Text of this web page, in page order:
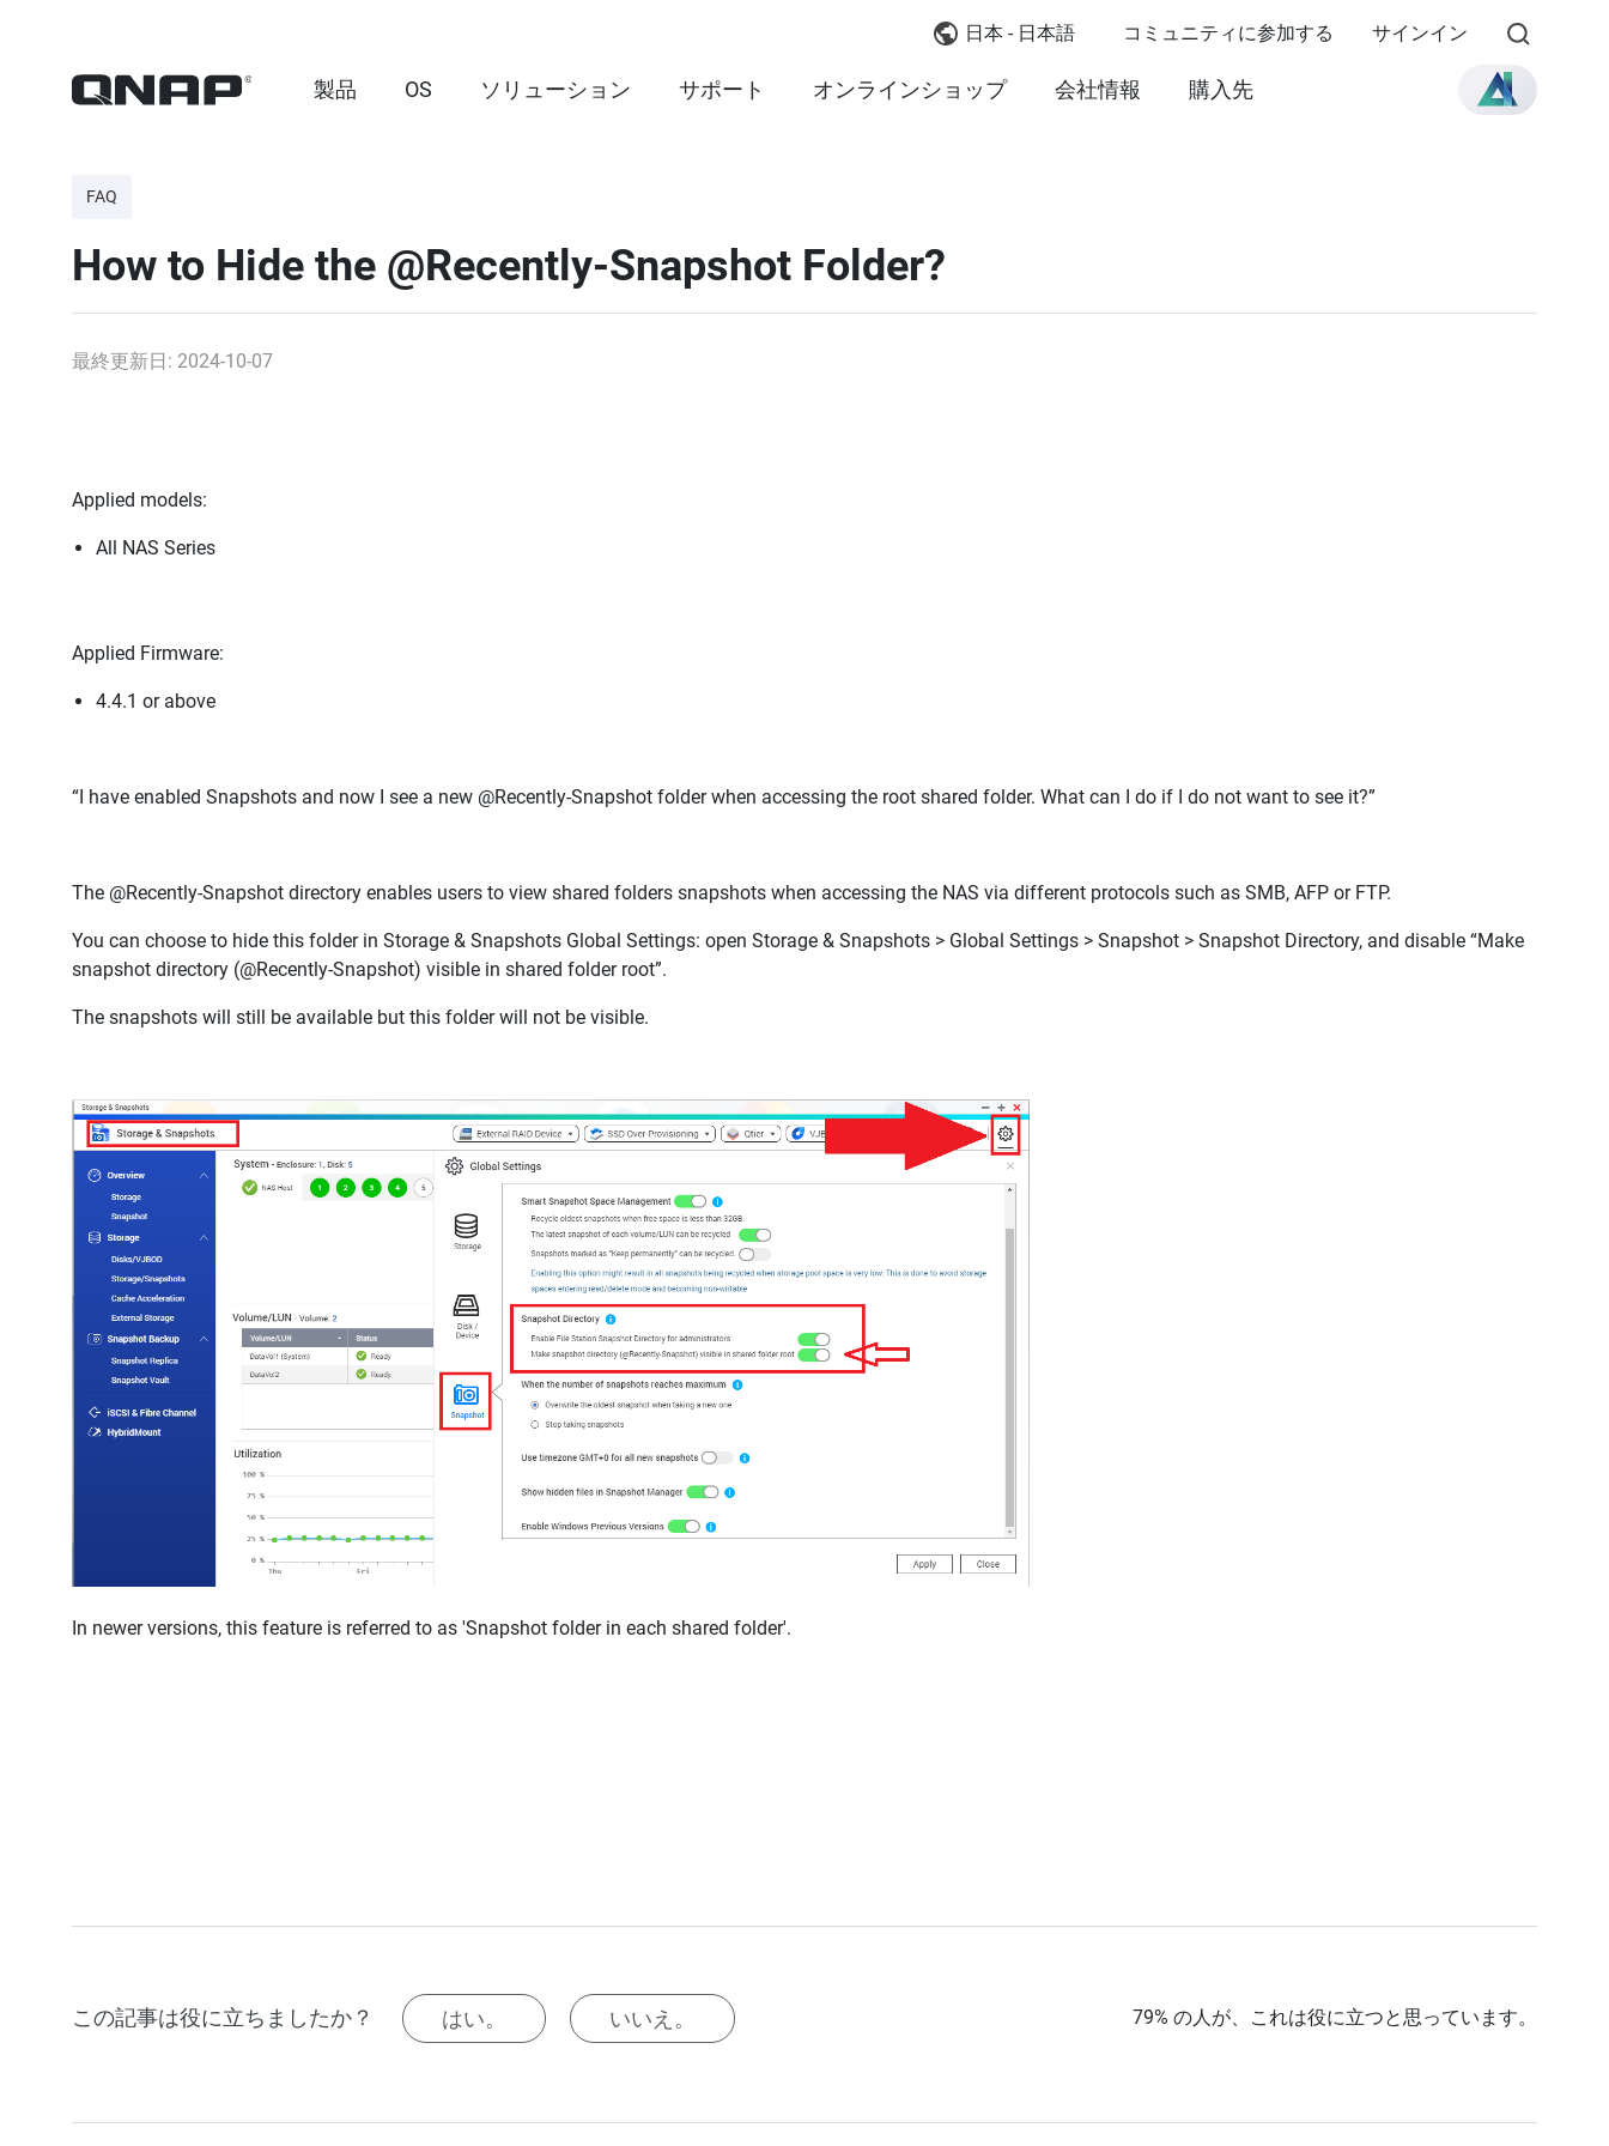
日本 - 日本語 コミュニティに参加する サインイン
製品 OS ソリューション サポート オンラインショップ 会社情報 購入先
FAQ
How to Hide the @Recently-Snapshot Folder?
最終更新日: 2024-10-07
Applied models:
All NAS Series
Applied Firmware:
4.4.1 or above
“I have enabled Snapshots and now I see a new @Recently-Snapshot folder when accessing the root shared folder. What can I do if I do not want to see it?”
The @Recently-Snapshot directory enables users to view shared folders snapshots when accessing the NAS via different protocols such as SMB, AFP or FTP.
You can choose to hide this folder in Storage & Snapshots Global Settings: open Storage & Snapshots > Global Settings > Snapshot > Snapshot Directory, and disable “Make
snapshot directory (@Recently-Snapshot) visible in shared folder root”.
The snapshots will still be available but this folder will not be visible.
In newer versions, this feature is referred to as 'Snapshot folder in each shared folder'.
この記事は役に立ちましたか？ はい。 いいえ。 79% の人が、これは役に立つと思っています。